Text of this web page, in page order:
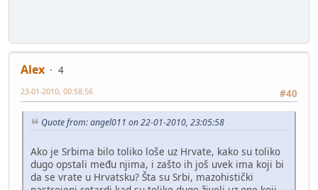
Alex
4
#40
23-01-2010, 00:58:56
Quote from: angel011 on 22-01-2010, 23:05:58
Ako je Srbima bilo toliko loše uz Hrvate, kako su toliko
dugo opstali među njima, i zašto ih još uvek ima koji bi
da se vrate u Hrvatsku? Šta su Srbi, mazohistički